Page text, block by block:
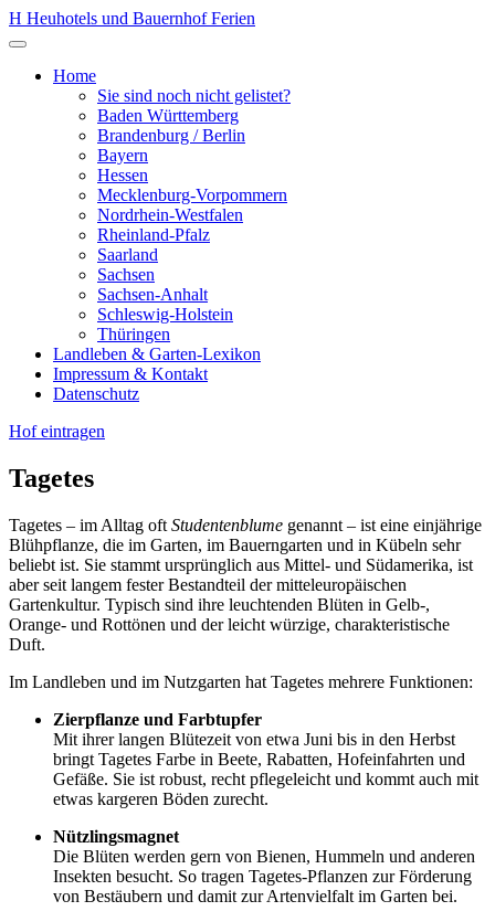
Zum
Inhalt
H Heuhotels und Bauernhof Ferien
Menü
öffnenHome
Sie sind noch nicht gelistet?
Baden Württemberg
Brandenburg / Berlin
Bayern
Hessen
Mecklenburg-Vorpommern
Nordrhein-Westfalen
Rheinland-Pfalz
Saarland
Sachsen
Sachsen-Anhalt
Schleswig-Holstein
Thüringen
Landleben & Garten-Lexikon
Impressum & Kontakt
Datenschutz
Hof eintragen
Tagetes
Tagetes – im Alltag oft Studentenblume genannt – ist eine einjährige
Blühpflanze, die im Garten, im Bauerngarten und in Kübeln sehr
beliebt ist. Sie stammt ursprünglich aus Mittel- und Südamerika, ist
aber seit langem fester Bestandteil der mitteleuropäischen
Gartenkultur. Typisch sind ihre leuchtenden Blüten in Gelb-,
Orange- und Rottönen und der leicht würzige, charakteristische
Duft.
Im Landleben und im Nutzgarten hat Tagetes mehrere Funktionen:
Zierpflanze und Farbtupfer
Mit ihrer langen Blütezeit von etwa Juni bis in den Herbst
bringt Tagetes Farbe in Beete, Rabatten, Hofeinfahrten und
Gefäße. Sie ist robust, recht pflegeleicht und kommt auch mit
etwas kargeren Böden zurecht.
Nützlingsmagnet
Die Blüten werden gern von Bienen, Hummeln und anderen
Insekten besucht. So tragen Tagetes-Pflanzen zur Förderung
von Bestäubern und damit zur Artenvielfalt im Garten bei.